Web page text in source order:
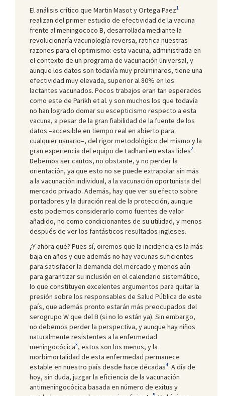
El análisis crítico que Martin Masot y Ortega Paez1
realizan del primer estudio de efectividad de la vacuna
frente al meningococo B, desarrollada mediante la
revolucionaría vacunología reversa, ratifica nuestras
razones para el optimismo: esta vacuna, administrada en
el contexto de un programa de vacunación universal, y
aunque los datos son todavía muy preliminares, tiene una
efectividad muy elevada, superior al 80% en los
lactantes vacunados. Pocos trabajos eran tan esperados
como este de Parikh et al. y son muchos los que todavía
no han logrado domar su escepticismo respecto a esta
vacuna, a pesar de la gran fiabilidad de la fuente de los
datos –accesible en tiempo real en abierto para
cualquier usuario–, del rigor metodológico del mismo y la
gran experiencia del equipo de Ladhani en estas lides2.
Debemos ser cautos, no obstante, y no perder la
orientación, ya que esto no se puede extrapolar sin más
a la vacunación individual, a la vacunación oportunista del
mercado privado. Además, hay que ver su efecto sobre
portadores y la duración real de la protección, aunque
esto podemos considerarlo como fuentes de valor
añadido, no como condicionantes de su utilidad, y menos
después de ver los fantásticos resultados ingleses.
¿Y ahora qué? Pues sí, oiremos que la incidencia es la más
baja en años y que además no hay vacunas suficientes
para satisfacer la demanda del mercado y menos aún
para garantizar su inclusión en el calendario sistemático,
lo que constituyen excelentes argumentos para quitar la
presión sobre los responsables de Salud Pública de este
país, que además pronto estarán más preocupados del
serogrupo W que del B (si no lo están ya). Sin embargo,
no debemos perder la perspectiva, y aunque hay niños
naturalmente resistentes a la enfermedad
meningocócica3, estos son los menos, y la
morbimortalidad de esta enfermedad permanece
estable en nuestro país desde hace décadas4. A día de
hoy, sin duda, juzgar la eficiencia de la vacunación
antimeningocócica basada en número de exitus y